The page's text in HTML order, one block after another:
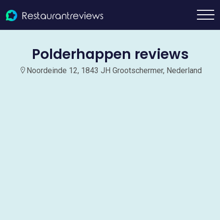
Polderhappen reviews
Noordeinde 12, 1843 JH Grootschermer, Nederland